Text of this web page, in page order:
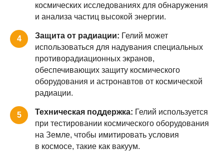
космических исследованиях для обнаружения
и анализа частиц высокой энергии.
4 Защита от радиации: Гелий может
использоваться для надувания специальных
противорадиационных экранов,
обеспечивающих защиту космического
оборудования и астронавтов от космической
радиации.
5 Техническая поддержка: Гелий используется
при тестировании космического оборудования
на Земле, чтобы имитировать условия
в космосе, такие как вакуум.